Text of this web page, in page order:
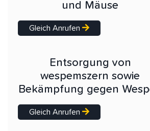
und Mäuse
Gleich Anrufen
Entsorgung von
wespemszern sowie
Bekämpfung gegen
Gleich Anrufen